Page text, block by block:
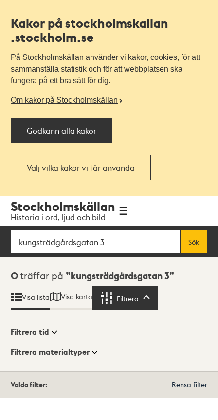
Kakor på stockholmskallan
.stockholm.se
På Stockholmskällan använder vi kakor, cookies, för att
sammanställa statistik och för att webbplatsen ska
fungera på ett bra sätt för dig.
Om kakor på Stockholmskällan
Godkänn alla kakor
Välj vilka kakor vi får använda
navigationen
huvudinnehållet
Stockholmskällan
Historia i ord, ljud och bild
Sök
Sök
Sökresultat
0 träffar på kungsträdgårdsgatan 3
Visa lista Visa karta Filtrera
Visningsläge
Filtrera tid
Filtrera materialtyper
träffar
Valda filter: Rensa filter